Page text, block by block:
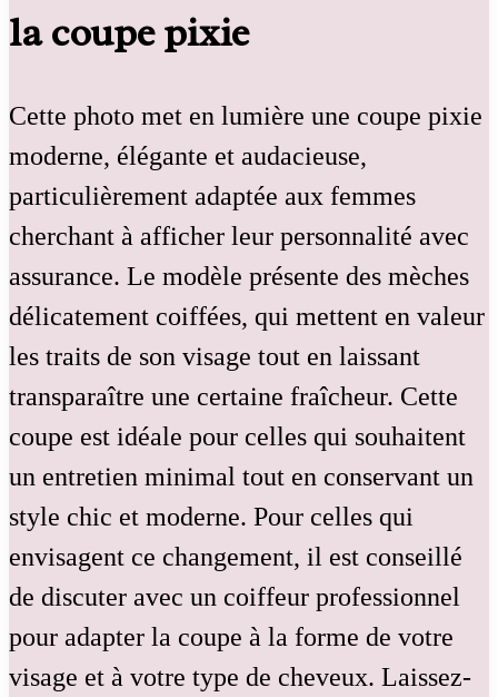
la coupe pixie
Cette photo met en lumière une coupe pixie
moderne, élégante et audacieuse,
particulièrement adaptée aux femmes
cherchant à afficher leur personnalité avec
assurance. Le modèle présente des mèches
délicatement coiffées, qui mettent en valeur
les traits de son visage tout en laissant
transparaître une certaine fraîcheur. Cette
coupe est idéale pour celles qui souhaitent
un entretien minimal tout en conservant un
style chic et moderne. Pour celles qui
envisagent ce changement, il est conseillé
de discuter avec un coiffeur professionnel
pour adapter la coupe à la forme de votre
visage et à votre type de cheveux. Laissez-